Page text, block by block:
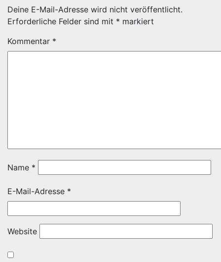
Deine E-Mail-Adresse wird nicht veröffentlicht.
Erforderliche Felder sind mit * markiert
Kommentar *
Name *
E-Mail-Adresse *
Website